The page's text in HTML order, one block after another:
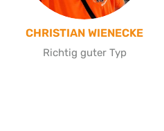
CHRISTIAN WIENECKE
Richtig guter Typ